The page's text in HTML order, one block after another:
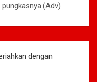
dengan